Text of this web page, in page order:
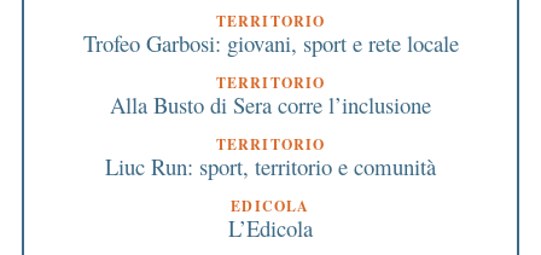
TERRITORIO
Trofeo Garbosi: giovani, sport e rete locale
TERRITORIO
Alla Busto di Sera corre l’inclusione
TERRITORIO
Liuc Run: sport, territorio e comunità
EDICOLA
L’Edicola